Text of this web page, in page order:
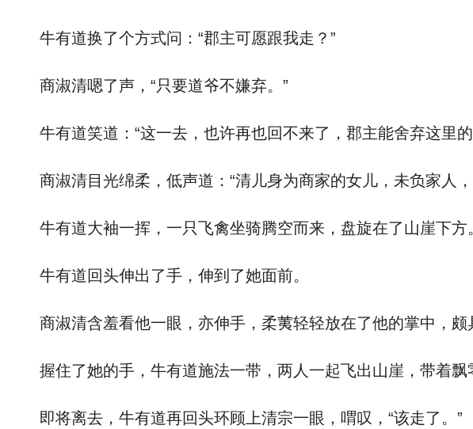
牛有道换了个方式问：“郡主可愿跟我走？”
商淑清嗯了声，“只要道爷不嫌弃。”
牛有道笑道：“这一去，也许再也回不来了，郡主能舍弃这里的
商淑清目光绵柔，低声道：“清儿身为商家的女儿，未负家人
牛有道大袖一挥，一只飞禽坐骑腾空而来，盘旋在了山崖下方
牛有道回头伸出了手，伸到了她面前。
商淑清含羞看他一眼，亦伸手，柔荑轻轻放在了他的掌中，颇
握住了她的手，牛有道施法一带，两人一起飞出山崖，带着飘
即将离去，牛有道再回头环顾上清宗一眼，喟叹，“该走了。”